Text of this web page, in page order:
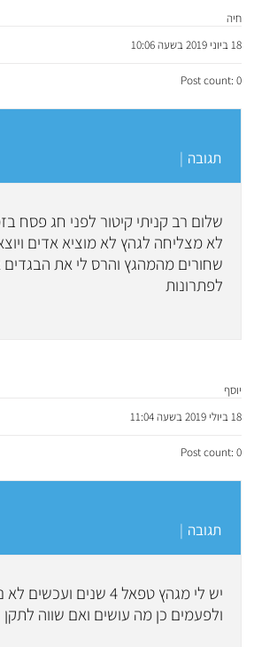
חיה
18 ביוני 2019 בשעה 10:06
Post count: 0
תגובה |
שלום רב קניתי קיטור לפני חג פסח
לא מצליחה לגהץ לא מוציא אדים
שחורים מהמהגץ והרס לי את
לפתרונות
יוסף
18 ביולי 2019 בשעה 11:04
Post count: 0
תגובה |
יש לי מגהץ טפאל 4 שנים
ולפעמים כן מה עושים ואם שווה לתקן